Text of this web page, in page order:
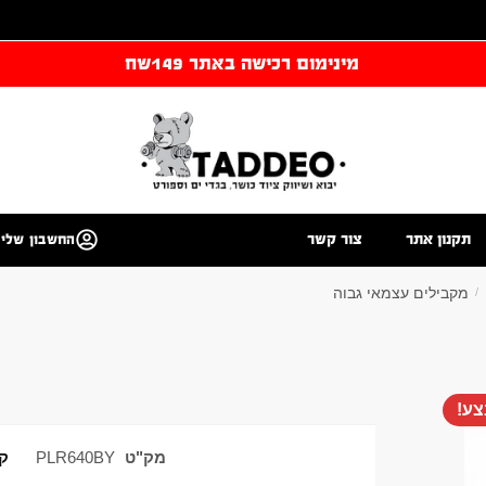
מינימום רכישה באתר 149שח
תקנון אתר צור קשר החשבון שלי
/ מקבילים עצמאי גבוה
מק"ט PLR640BY